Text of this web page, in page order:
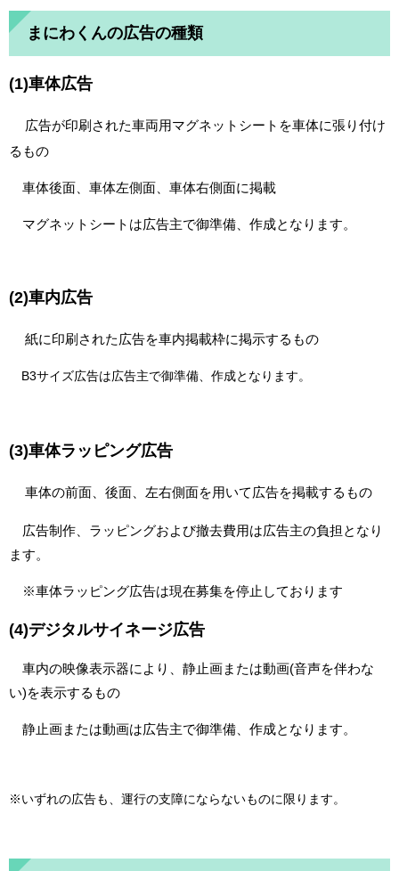
まにわくんの広告の種類
(1)車体広告
広告が印刷された車両用マグネットシートを車体に張り付け
るもの
車体後面、車体左側面、車体右側面に掲載
マグネットシートは広告主で御準備、作成となります。
(2)車内広告
紙に印刷された広告を車内掲載枠に掲示するもの
B3サイズ広告は広告主で御準備、作成となります。
(3)車体ラッピング広告
車体の前面、後面、左右側面を用いて広告を掲載するもの
広告制作、ラッピングおよび撤去費用は広告主の負担となり
ます。
※車体ラッピング広告は現在募集を停止しております
(4)デジタルサイネージ広告
車内の映像表示器により、静止画または動画(音声を伴わな
い)を表示するもの
静止画または動画は広告主で御準備、作成となります。
※いずれの広告も、運行の支障にならないものに限ります。